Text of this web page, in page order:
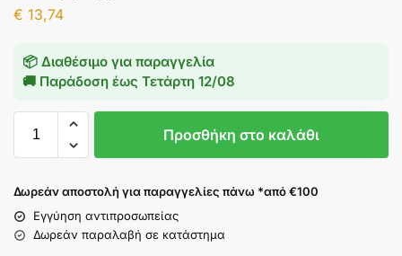
€ 13,74
📦 Διαθέσιμο για παραγγελία
🚚 Παράδοση έως Τετάρτη 12/08
Προσθήκη στο καλάθι
Δωρεάν αποστολή για παραγγελίες πάνω *από €100
Εγγύηση αντιπροσωπείας
Δωρεάν παραλαβή σε κατάστημα